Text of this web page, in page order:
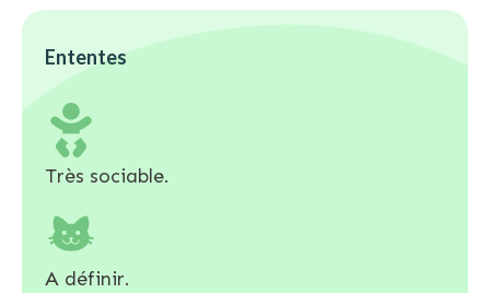
Ententes
Très sociable.
A définir.